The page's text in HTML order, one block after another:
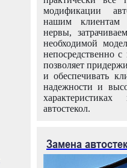
модификации
нашим клиентам
нервы,
необходимой
непосредственно
позволяет
и обеспечивать
надежности и
автостекол.
Замена